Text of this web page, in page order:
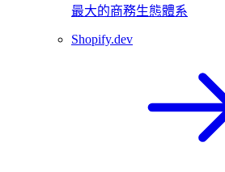
最大的商務生態體系
Shopify.dev